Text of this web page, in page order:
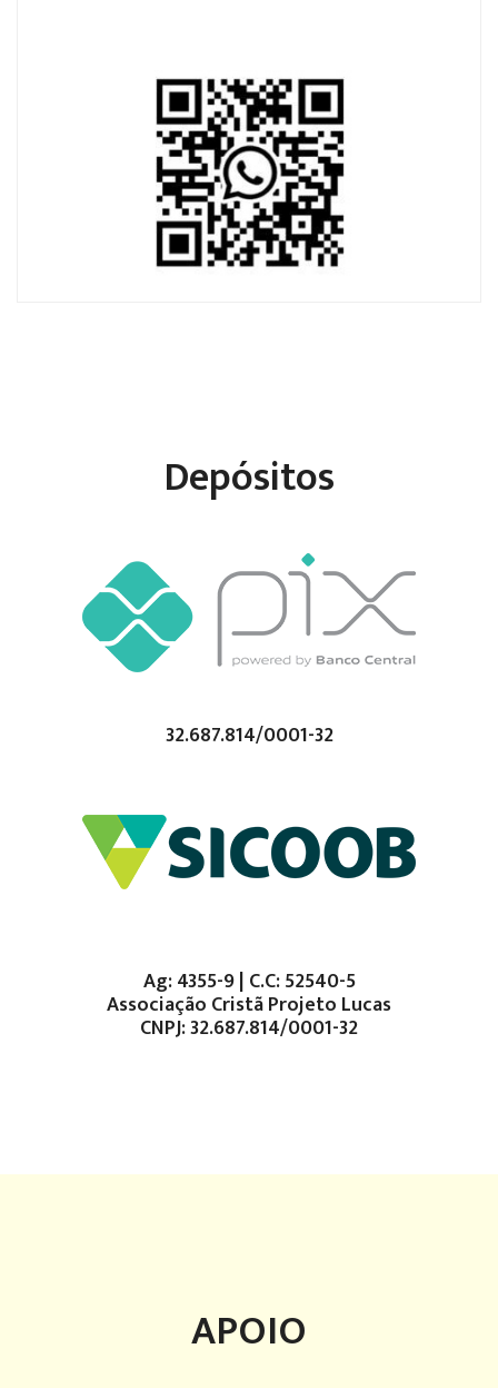
Depósitos
32.687.814/0001-32
Ag: 4355-9 | C.C: 52540-5
Associação Cristã Projeto Lucas
CNPJ: 32.687.814/0001-32
APOIO